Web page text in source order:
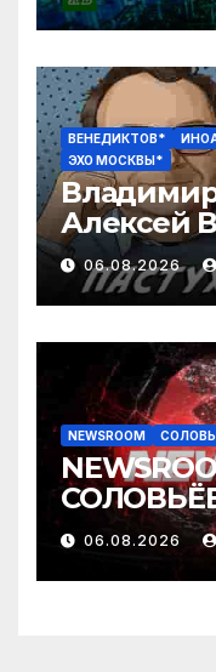
ВЕНЕДИКТОВ*
ЭХО МОСКВЫ*
Владимир
Алексей
06.08.26
06.08.2026
NEWSROOM
2026 года
06.08.2026